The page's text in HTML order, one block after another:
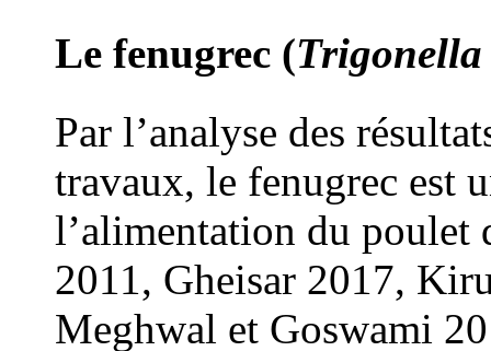
Le fenugrec (
Par l’analyse des
travaux, le fenugrec est
l’alimentation du poulet
2011, Gheisar 2017,
Meghwal et Goswami